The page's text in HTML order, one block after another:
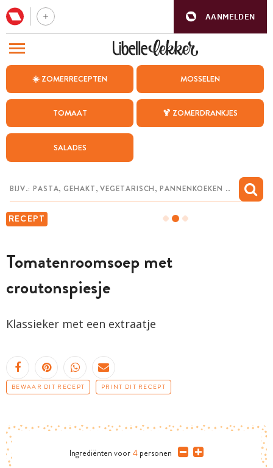
AANMELDEN
☀️ ZOMERRECEPTEN MOSSELEN
TOMAAT 🍹 ZOMERDRANKJES
SALADES
RECEPT
Tomatenroomsoep met
croutonspiesje
Klassieker met een extraatje
BEWAAR DIT RECEPT PRINT DIT RECEPT
Ingrediënten voor 4 personen
BEZOEK ONZE ANDERE WEBSITES
WEEKMENU
CHAT MET MAIA
MIJN BEWAARDE RECEPTEN